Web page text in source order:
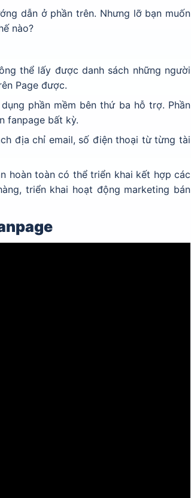
dẫn ở phần trên. Nhưng lỡ bạn muốn
nào?
thể lấy được danh sách những người
Page được.
phần mềm bên thứ ba hỗ trợ. Phần
fanpage bất kỳ.
địa chỉ email, số điện thoại từ từng tài
hoàn toàn có thể triển khai kết hợp các
triển khai hoạt động marketing bán